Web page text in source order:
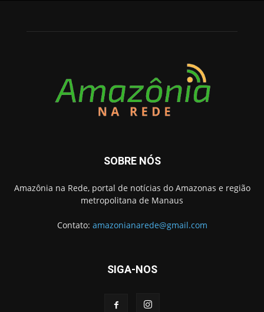
SOBRE NÓS
Amazônia na Rede, portal de notícias do Amazonas e região
metropolitana de Manaus
Contato: amazonianarede@gmail.com
SIGA-NOS